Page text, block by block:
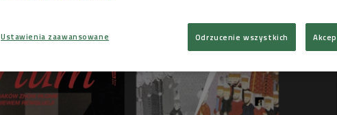
Ustawienia zaawansowane Odrzucenie wszystkich